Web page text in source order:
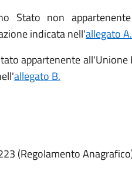
Stato non
indicata nell'allegato A.
appartenente
allegato B.
(Regolamento